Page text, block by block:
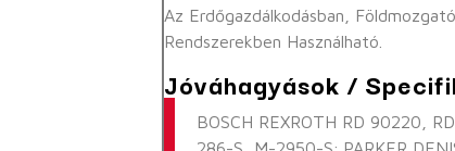
Az Erdőgazdálkodásban,
Rendszerekben Használható.
Jóváhagyások /
BOSCH REXROTH RD 90220,